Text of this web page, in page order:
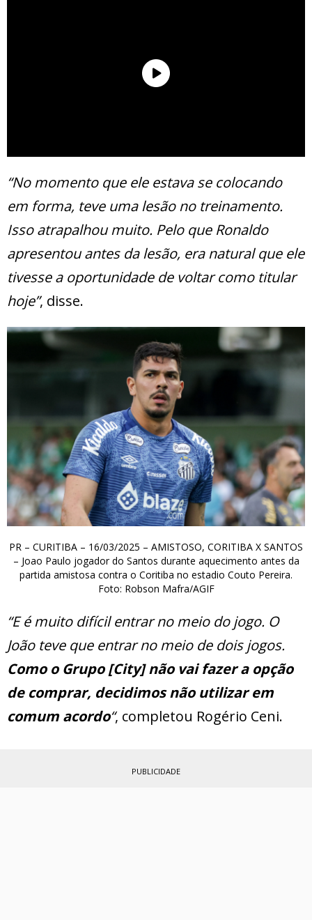
“No momento que ele estava se colocando
em forma, teve uma lesão no treinamento.
Isso atrapalhou muito. Pelo que Ronaldo
apresentou antes da lesão, era natural que ele
tivesse a oportunidade de voltar como titular
hoje”, disse.
PR – CURITIBA – 16/03/2025 – AMISTOSO, CORITIBA X SANTOS
– Joao Paulo jogador do Santos durante aquecimento antes da
partida amistosa contra o Coritiba no estadio Couto Pereira.
Foto: Robson Mafra/AGIF
“E é muito difícil entrar no meio do jogo. O
João teve que entrar no meio de dois jogos.
Como o Grupo [City] não vai fazer a opção
de comprar, decidimos não utilizar em
comum acordo“, completou Rogério Ceni.
PUBLICIDADE